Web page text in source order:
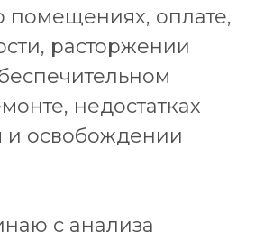
помещениях, оплате,
расторжении
недостатках
освобождении
с анализа